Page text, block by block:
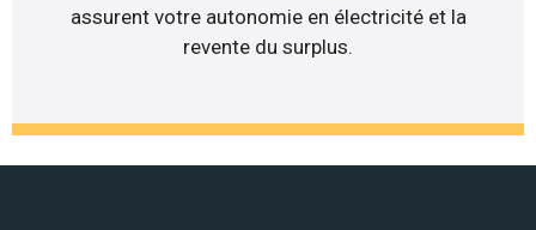
assurent votre autonomie en électricité et la
revente du surplus.